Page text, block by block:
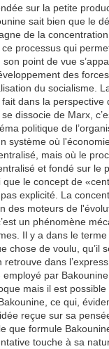
sur la petite
sait bien que le
de la
processus qui
point de vue
des
du socialisme.
dans la perspective
dissocie de Marx,
politique de
système où
mais où le
et fondé sur le
le concept de
explicité. La
des moteurs de
un phénomène
Il y a dans le
chose de voulu, qu’il
retrouve dans
par
mais il est
ce qui,
reçue sur sa
que formule
touche à sa